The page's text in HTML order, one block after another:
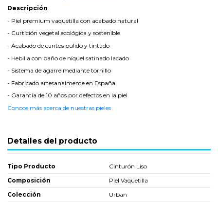
Descripción
- Piel premium vaquetilla con acabado natural
- Curtición vegetal ecológica y sostenible
- Acabado de cantos pulido y tintado
- Hebilla con baño de níquel satinado lacado
- Sistema de agarre mediante tornillo
- Fabricado artesanalmente en España
- Garantía de 10 años por defectos en la piel
Conoce más acerca de nuestras pieles
Detalles del producto
Tipo Producto
Cinturón Liso
Composición
Piel Vaquetilla
Colección
Urban